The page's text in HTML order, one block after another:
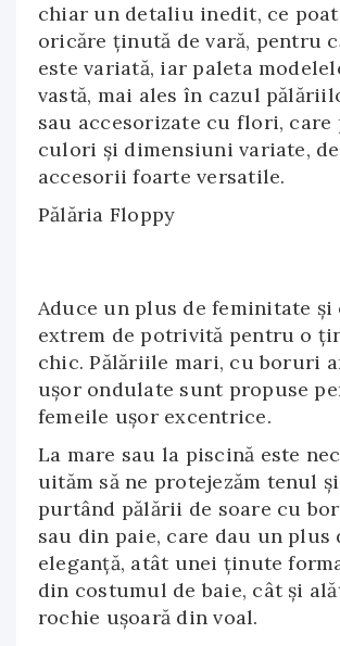
chiar un detaliu inedit, ce
oricăre ținută de vară, pentru
este variată, iar paleta
vastă, mai ales în cazul
sau accesorizate cu flori, care
culori și dimensiuni variate,
accesorii foarte versatile.
Pălăria Floppy
Aduce un plus de feminitate și
extrem de potrivită pentru o
chic. Pălăriile mari, cu boruri
ușor ondulate sunt propuse
femeile ușor excentrice.
La mare sau la piscină este
uităm să ne protejezăm tenul
purtând pălării de soare cu
sau din paie, care dau un plus
eleganță, atât unei ținute
din costumul de baie, cât și
rochie ușoară din voal.